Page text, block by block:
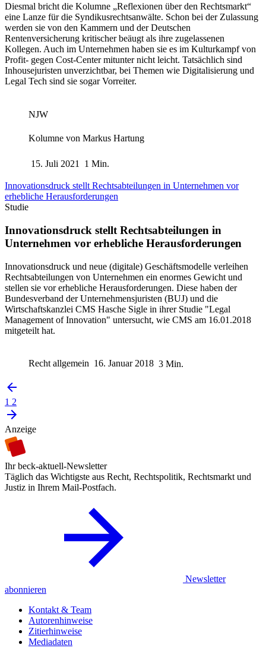
Diesmal bricht die Kolumne „Reflexionen über den Rechtsmarkt“
eine Lanze für die Syndikusrechtsanwälte. Schon bei der Zulassung
werden sie von den Kammern und der Deutschen
Rentenversicherung kritischer beäugt als ihre zugelassenen
Kollegen. Auch im Unternehmen haben sie es im Kulturkampf von
Profit- gegen Cost-Center mitunter nicht leicht. Tatsächlich sind
Inhousejuristen unverzichtbar, bei Themen wie Digitalisierung und
Legal Tech sind sie sogar Vorreiter.
NJW
Kolumne von Markus Hartung
15. Juli 2021 1 Min.
Innovationsdruck stellt Rechtsabteilungen in Unternehmen vor
erhebliche Herausforderungen
Studie
Innovationsdruck stellt Rechtsabteilungen in
Unternehmen vor erhebliche Herausforderungen
Innovationsdruck und neue (digitale) Geschäftsmodelle verleihen
Rechtsabteilungen von Unternehmen ein enormes Gewicht und
stellen sie vor erhebliche Herausforderungen. Diese haben der
Bundesverband der Unternehmensjuristen (BUJ) und die
Wirtschaftskanzlei CMS Hasche Sigle in ihrer Studie "Legal
Management of Innovation" untersucht, wie CMS am 16.01.2018
mitgeteilt hat.
Recht allgemein 16. Januar 2018 3 Min.
1 2
Anzeige
Ihr beck-aktuell-Newsletter
Täglich das Wichtigste aus Recht, Rechtspolitik, Rechtsmarkt und
Justiz in Ihrem Mail-Postfach.
Newsletter
abonnieren
Kontakt & Team
Autorenhinweise
Zitierhinweise
Mediadaten